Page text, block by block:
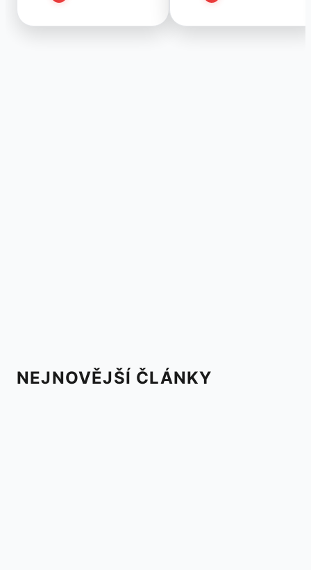
NEJNOVĚJŠÍ ČLÁNKY